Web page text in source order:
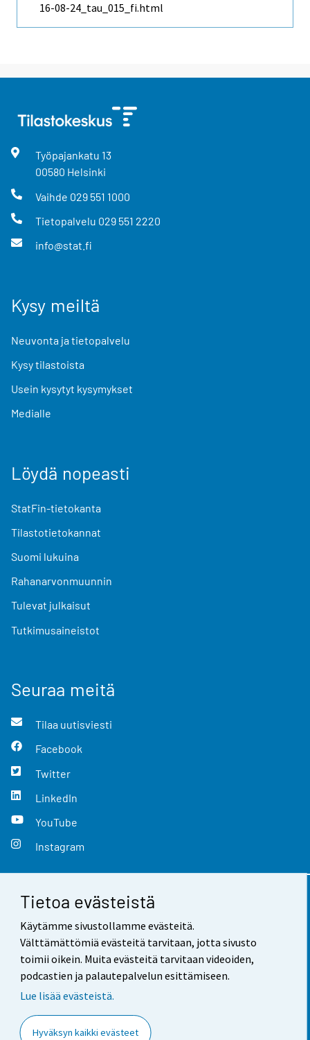
Tietoa evästeistä
Käytämme sivustollamme evästeitä.
Välttämättömiä evästeitä tarvitaan, jotta sivusto
toimii oikein. Muita evästeitä tarvitaan videoiden,
podcastien ja palautepalvelun esittämiseen.
Lue lisää evästeistä.
Hyväksyn kaikki evästeet
16-08-24_tau_015_fi.html
Työpajankatu 13
00580 Helsinki
Vaihde 029 551 1000
Tietopalvelu 029 551 2220
info@stat.fi
Kysy meiltä
Neuvonta ja tietopalvelu
Kysy tilastoista
Usein kysytyt kysymykset
Medialle
Löydä nopeasti
StatFin-tietokanta
Tilastotietokannat
Suomi lukuina
Rahanarvonmuunnin
Tulevat julkaisut
Tutkimusaineistot
Seuraa meitä
Tilaa uutisviesti
Facebook
Twitter
LinkedIn
YouTube
Instagram
Yhteystiedot
Palaute
Käyttöehdot
Saavutettavuus